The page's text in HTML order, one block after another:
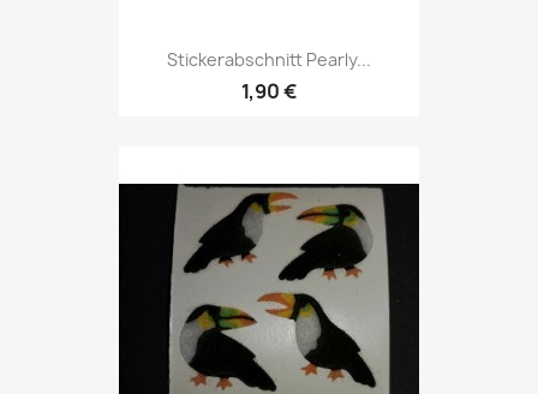
Stickerabschnitt Pearly...
1,90 €